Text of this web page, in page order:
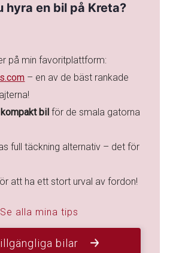
hyra en bil på Kreta?
på min favoritplattform:
– en av de bäst rankade
kompakt bil för de smala gatorna
full täckning alternativ – det för
att ha ett stort urval av fordon!
Se alla mina tips
bilar